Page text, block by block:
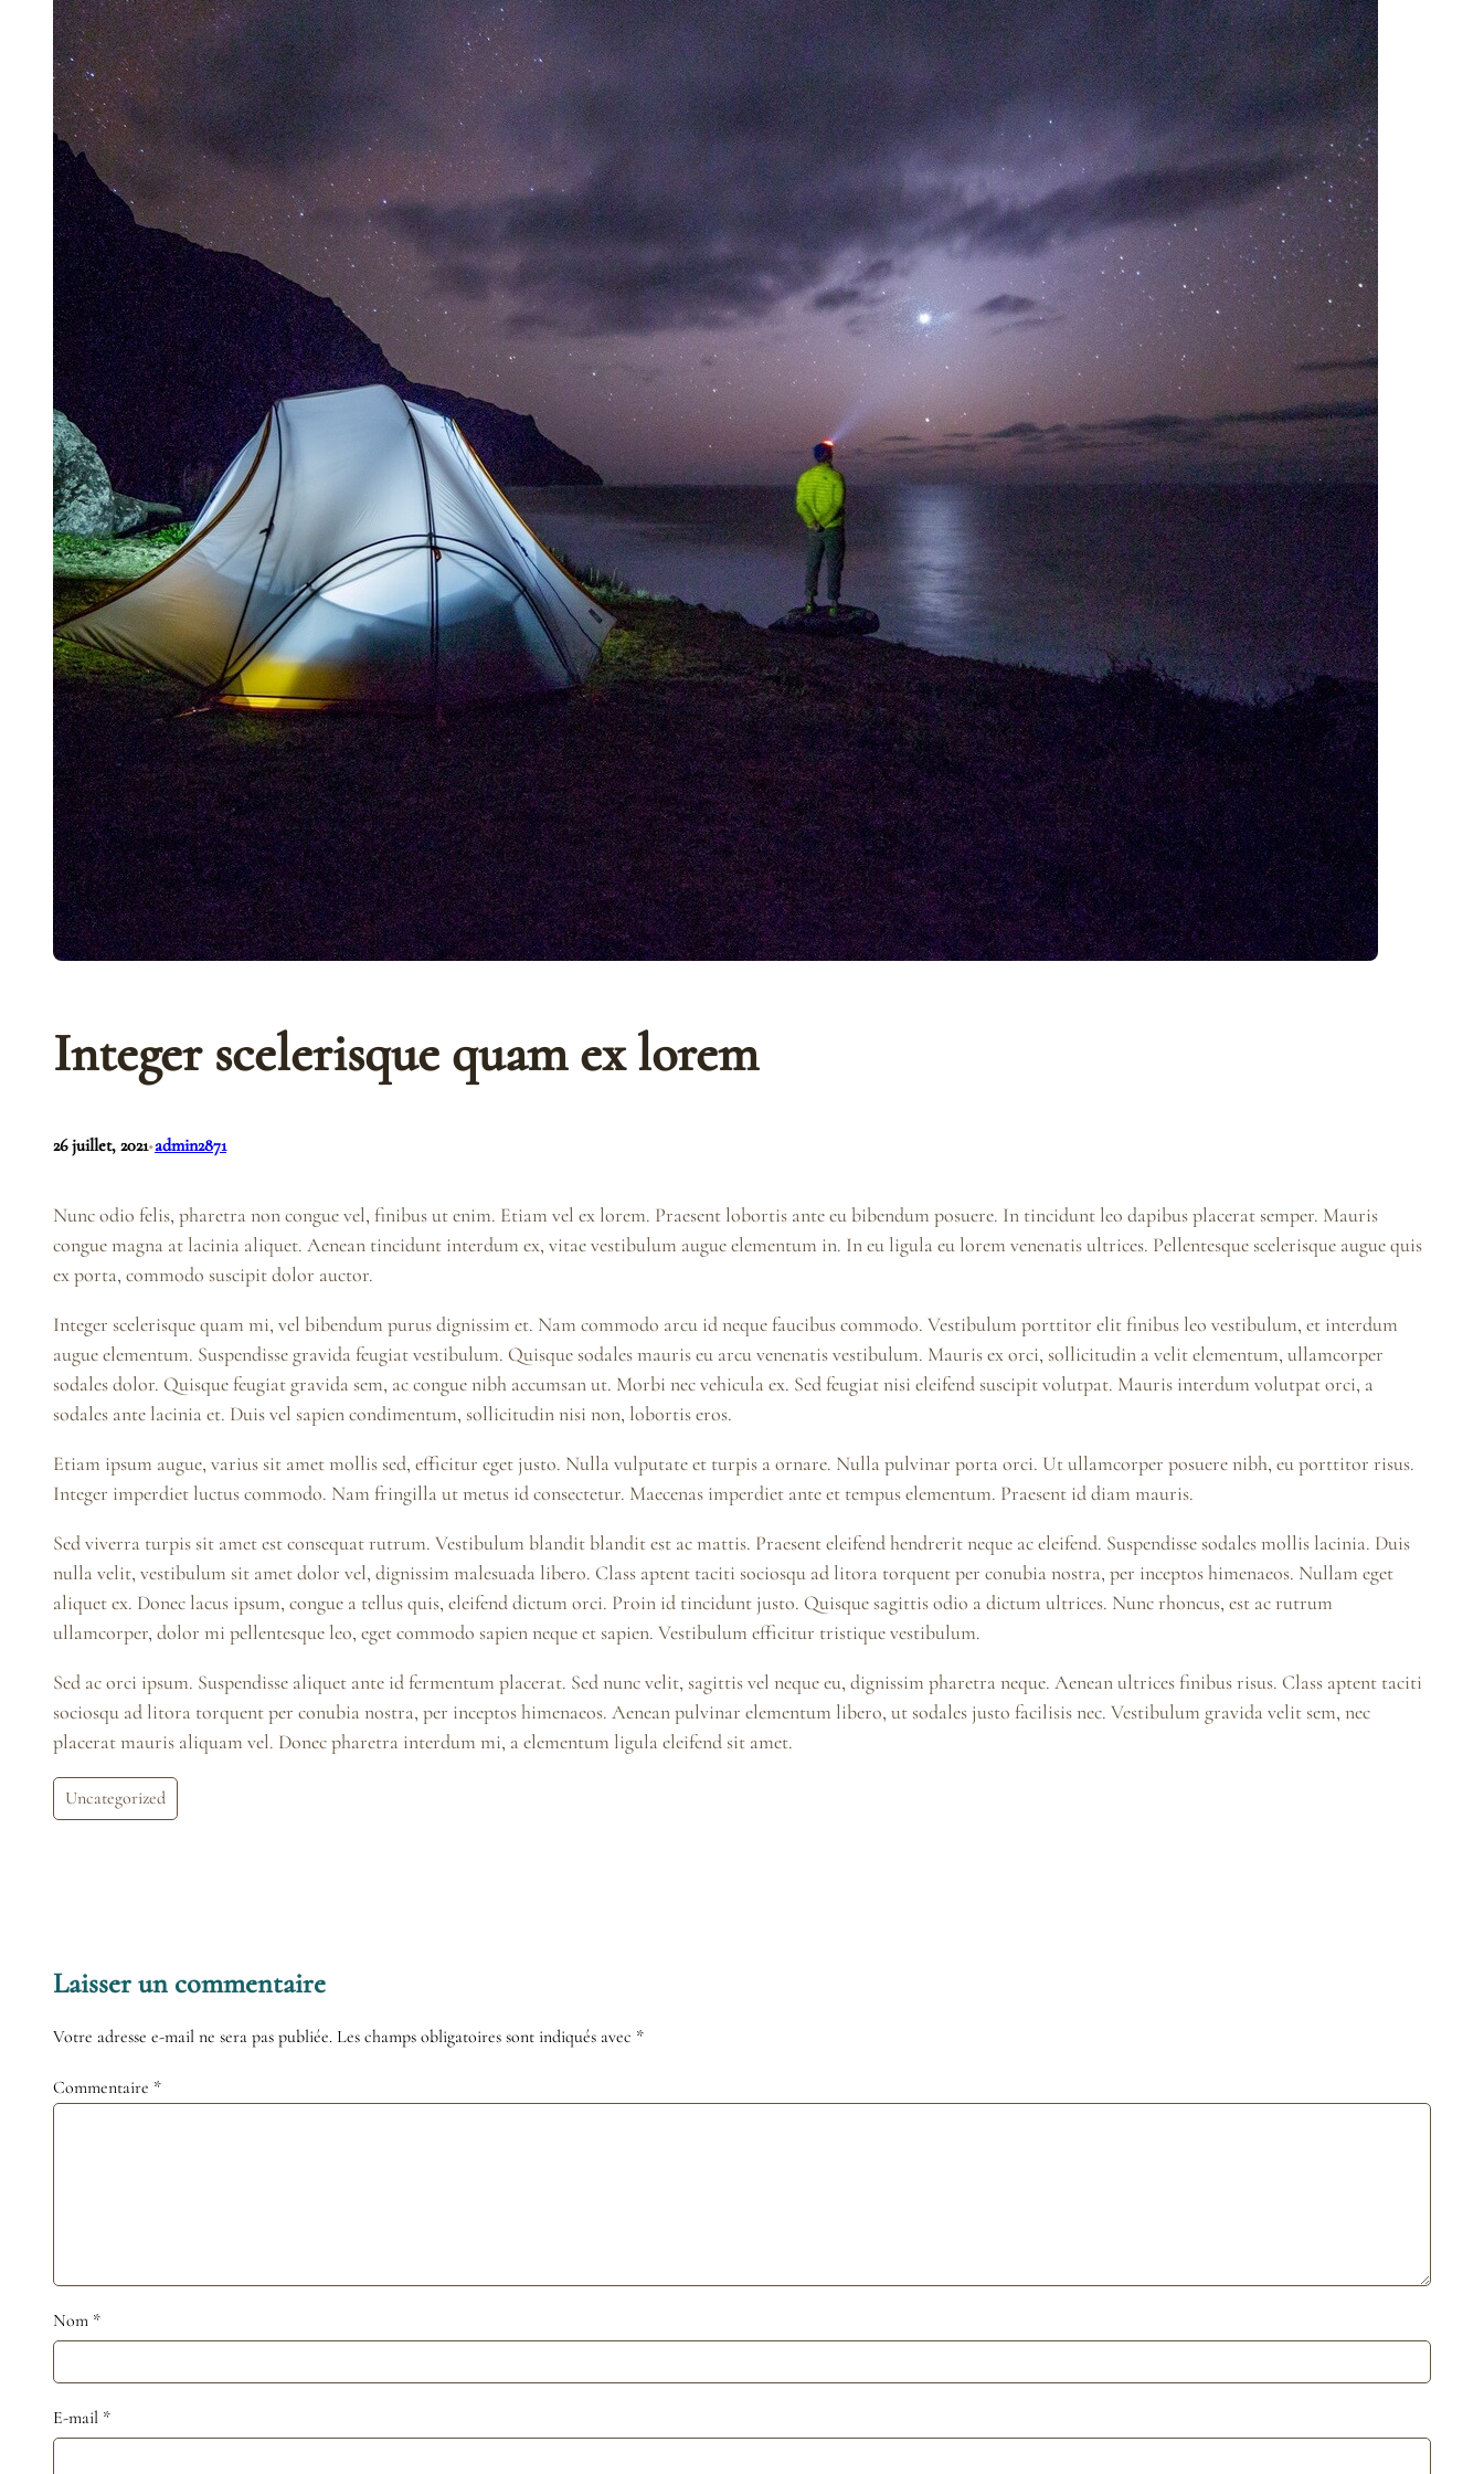
Integer scelerisque quam ex lorem
26 juillet, 2021•admin2871
Nunc odio felis, pharetra non congue vel, finibus ut enim. Etiam vel ex lorem. Praesent lobortis ante eu bibendum posuere. In tincidunt leo dapibus placerat semper. Mauris
congue magna at lacinia aliquet. Aenean tincidunt interdum ex, vitae vestibulum augue elementum in. In eu ligula eu lorem venenatis ultrices. Pellentesque scelerisque augue quis
ex porta, commodo suscipit dolor auctor.
Integer scelerisque quam mi, vel bibendum purus dignissim et. Nam commodo arcu id neque faucibus commodo. Vestibulum porttitor elit finibus leo vestibulum, et interdum
augue elementum. Suspendisse gravida feugiat vestibulum. Quisque sodales mauris eu arcu venenatis vestibulum. Mauris ex orci, sollicitudin a velit elementum, ullamcorper
sodales dolor. Quisque feugiat gravida sem, ac congue nibh accumsan ut. Morbi nec vehicula ex. Sed feugiat nisi eleifend suscipit volutpat. Mauris interdum volutpat orci, a
sodales ante lacinia et. Duis vel sapien condimentum, sollicitudin nisi non, lobortis eros.
Etiam ipsum augue, varius sit amet mollis sed, efficitur eget justo. Nulla vulputate et turpis a ornare. Nulla pulvinar porta orci. Ut ullamcorper posuere nibh, eu porttitor risus.
Integer imperdiet luctus commodo. Nam fringilla ut metus id consectetur. Maecenas imperdiet ante et tempus elementum. Praesent id diam mauris.
Sed viverra turpis sit amet est consequat rutrum. Vestibulum blandit blandit est ac mattis. Praesent eleifend hendrerit neque ac eleifend. Suspendisse sodales mollis lacinia. Duis
nulla velit, vestibulum sit amet dolor vel, dignissim malesuada libero. Class aptent taciti sociosqu ad litora torquent per conubia nostra, per inceptos himenaeos. Nullam eget
aliquet ex. Donec lacus ipsum, congue a tellus quis, eleifend dictum orci. Proin id tincidunt justo. Quisque sagittis odio a dictum ultrices. Nunc rhoncus, est ac rutrum
ullamcorper, dolor mi pellentesque leo, eget commodo sapien neque et sapien. Vestibulum efficitur tristique vestibulum.
Sed ac orci ipsum. Suspendisse aliquet ante id fermentum placerat. Sed nunc velit, sagittis vel neque eu, dignissim pharetra neque. Aenean ultrices finibus risus. Class aptent taciti
sociosqu ad litora torquent per conubia nostra, per inceptos himenaeos. Aenean pulvinar elementum libero, ut sodales justo facilisis nec. Vestibulum gravida velit sem, nec
placerat mauris aliquam vel. Donec pharetra interdum mi, a elementum ligula eleifend sit amet.
Uncategorized
Laisser un commentaire
Votre adresse e-mail ne sera pas publiée. Les champs obligatoires sont indiqués avec *
Commentaire *
Nom *
E-mail *